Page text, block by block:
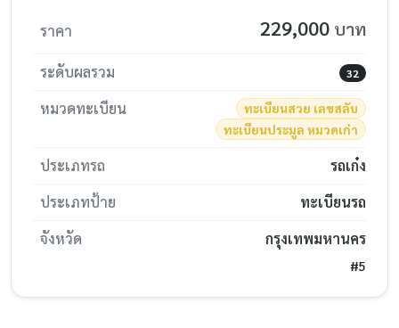
ราคา 229,000 บาท
ระดับผลรวม 32
หมวดทะเบียน
ทะเบียนสวย เลขสลับ
ทะเบียนประมูล หมวดเก่า
ประเภทรถ
รถเก๋ง
ประเภทป้าย
ทะเบียนรถ
จังหวัด
กรุงเทพมหานคร
#5